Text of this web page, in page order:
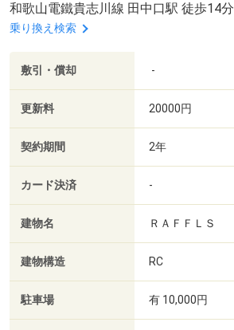
和歌山電鐵貴志川線 田中口駅 徒歩14分
乗り換え検索
敷引・償却 -
更新料 20000円
契約期間 2年
カード決済 -
建物名 ＲＡＦＦＬＳ
建物構造 RC
駐車場 有 10,000円